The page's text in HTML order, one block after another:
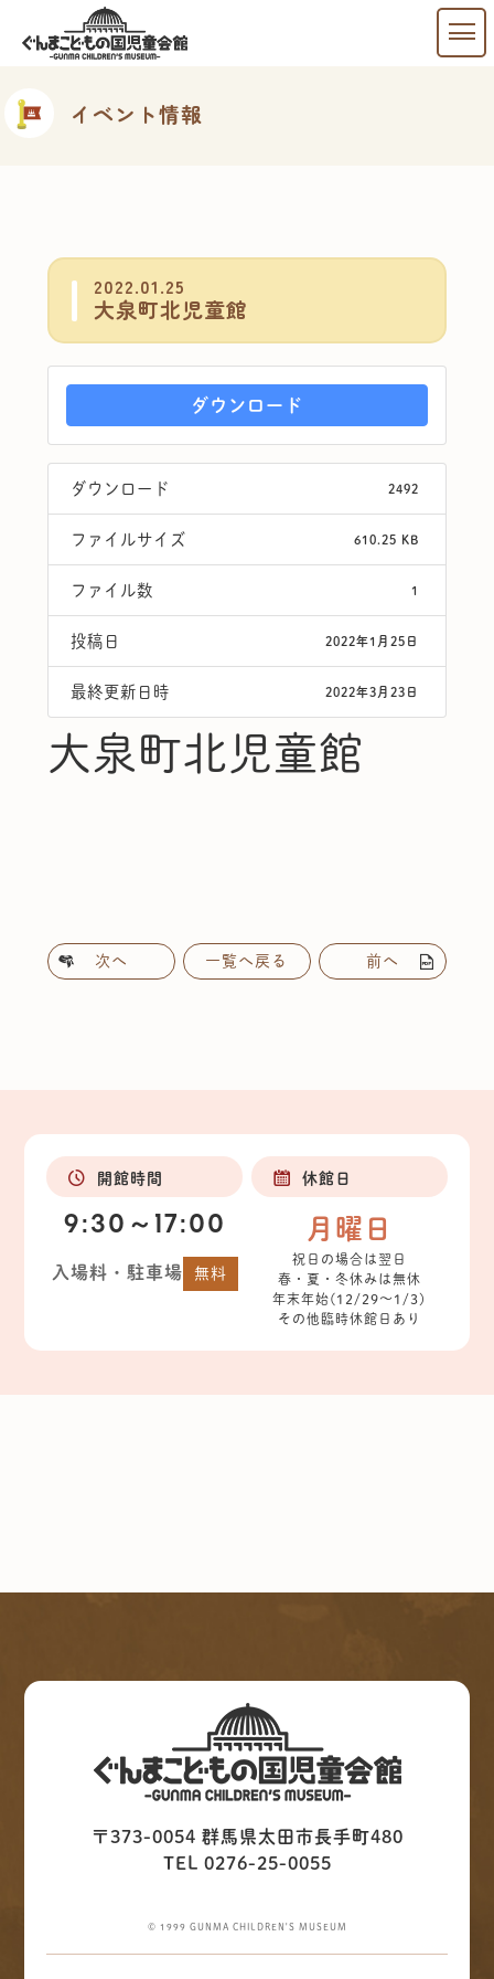
イベント情報
2022.01.25
大泉町北児童館
ダウンロード
ダウンロード 2492
ファイルサイズ 610.25 KB
ファイル数 1
投稿日 2022年1月25日
最終更新日時 2022年3月23日
大泉町北児童館
次へ 一覧へ戻る 前へ
開館時間
9:30～17:00
入場料・駐車場 無料
休館日
月曜日
祝日の場合は翌日
春・夏・冬休みは無休
年末年始(12/29～1/3)
その他臨時休館日あり
〒373-0054 群馬県太田市長手町480
TEL 0276-25-0055
© 1999 GUNMA CHILDREN'S MUSEUM